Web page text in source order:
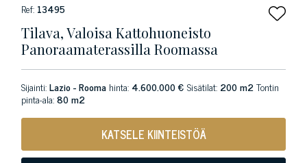
Ref: 13495
Tilava, Valoisa Kattohuoneisto
Panoraamaterassilla Roomassa
Sijainti:Lazio - Rooma hinta: 4.600.000 € Sisätilat: 200 m2Tontin
pinta-ala:80 m2
KATSELE KIINTEISTÖÄ